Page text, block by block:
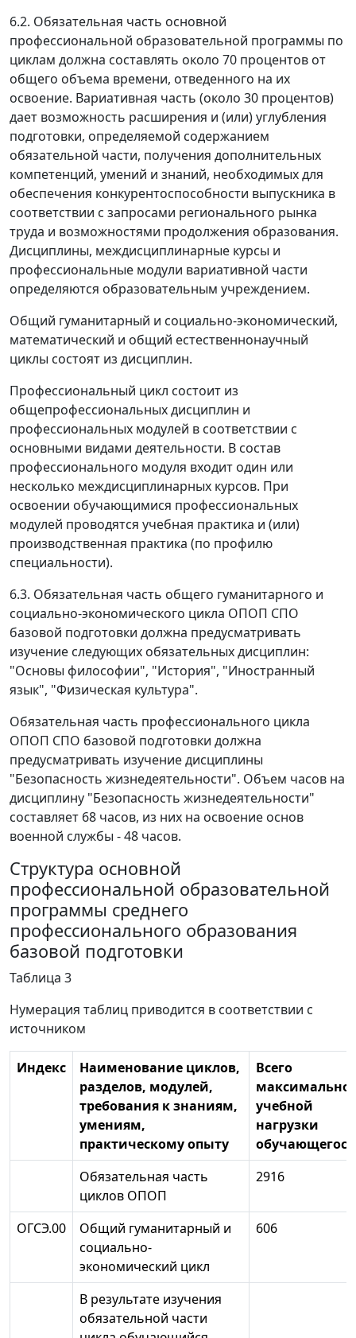
6.2. Обязательная часть основной
профессиональной образовательной программы по
циклам должна составлять около 70 процентов от
общего объема времени, отведенного на их
освоение. Вариативная часть (около 30 процентов)
дает возможность расширения и (или) углубления
подготовки, определяемой содержанием
обязательной части, получения дополнительных
компетенций, умений и знаний, необходимых для
обеспечения конкурентоспособности выпускника в
соответствии с запросами регионального рынка
труда и возможностями продолжения образования.
Дисциплины, междисциплинарные курсы и
профессиональные модули вариативной части
определяются образовательным учреждением.
Общий гуманитарный и социально-экономический,
математический и общий естественнонаучный
циклы состоят из дисциплин.
Профессиональный цикл состоит из
общепрофессиональных дисциплин и
профессиональных модулей в соответствии с
основными видами деятельности. В состав
профессионального модуля входит один или
несколько междисциплинарных курсов. При
освоении обучающимися профессиональных
модулей проводятся учебная практика и (или)
производственная практика (по профилю
специальности).
6.3. Обязательная часть общего гуманитарного и
социально-экономического цикла ОПОП СПО
базовой подготовки должна предусматривать
изучение следующих обязательных дисциплин:
"Основы философии", "История", "Иностранный
язык", "Физическая культура".
Обязательная часть профессионального цикла
ОПОП СПО базовой подготовки должна
предусматривать изучение дисциплины
"Безопасность жизнедеятельности". Объем часов на
дисциплину "Безопасность жизнедеятельности"
составляет 68 часов, из них на освоение основ
военной службы - 48 часов.
Структура основной
профессиональной образовательной
программы среднего
профессионального образования
базовой подготовки
Таблица 3
Нумерация таблиц приводится в соответствии с
источником
Индекс
Наименование циклов,
разделов, модулей,
требования к знаниям,
умениям,
практическому опыту
Всего
учебной
нагрузки
обучающегося
Обязательная часть
циклов ОПОП
2916
ОГСЭ.00
Общий гуманитарный и
социально-
экономический цикл
606
В результате изучения
обязательной части